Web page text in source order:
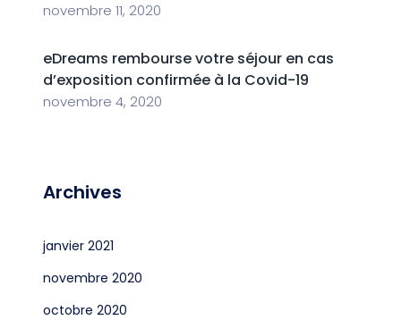
novembre 11, 2020
eDreams rembourse votre séjour en cas
d’exposition confirmée à la Covid-19
novembre 4, 2020
Archives
janvier 2021
novembre 2020
octobre 2020